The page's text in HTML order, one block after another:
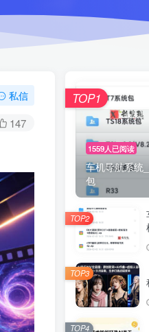
私信
147
1559人已阅读
车机导航系统
包
TOP1
TOP2
TOP3
TOP4